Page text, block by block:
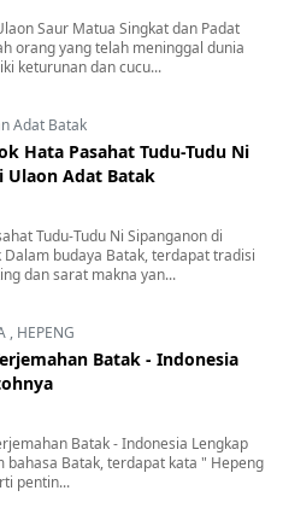
Saur Matua Singkat dan Padat
orang yang telah meninggal dunia
keturunan dan cucu...
Adat Batak
Hata Pasahat Tudu-Tudu Ni
Ulaon Adat Batak
Tudu-Tudu Ni Sipanganon di
Dalam budaya Batak, terdapat tradisi
dan sarat makna yan...
, HEPENG
Batak - Indonesia
Batak - Indonesia Lengkap
bahasa Batak, terdapat kata " Hepeng
pentin...